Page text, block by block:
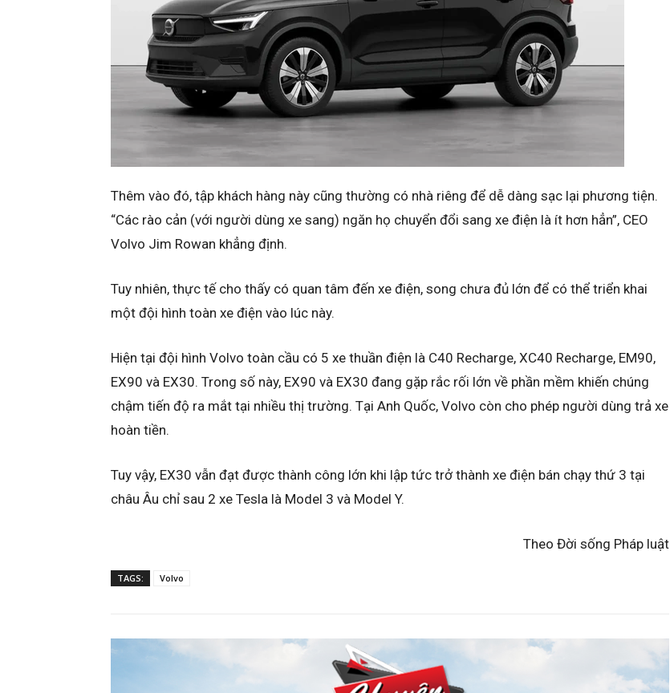
Thêm vào đó, tập khách hàng này cũng thường có nhà riêng để dễ dàng sạc lại phương tiện.
“Các rào cản (với người dùng xe sang) ngăn họ chuyển đổi sang xe điện là ít hơn hẳn”, CEO
Volvo Jim Rowan khẳng định.
Tuy nhiên, thực tế cho thấy có quan tâm đến xe điện, song chưa đủ lớn để có thể triển khai
một đội hình toàn xe điện vào lúc này.
Hiện tại đội hình Volvo toàn cầu có 5 xe thuần điện là C40 Recharge, XC40 Recharge, EM90,
EX90 và EX30. Trong số này, EX90 và EX30 đang gặp rắc rối lớn về phần mềm khiến chúng
chậm tiến độ ra mắt tại nhiều thị trường. Tại Anh Quốc, Volvo còn cho phép người dùng trả xe
hoàn tiền.
Tuy vậy, EX30 vẫn đạt được thành công lớn khi lập tức trở thành xe điện bán chạy thứ 3 tại
châu Âu chỉ sau 2 xe Tesla là Model 3 và Model Y.
Theo Đời sống Pháp luật​
TAGS: Volvo